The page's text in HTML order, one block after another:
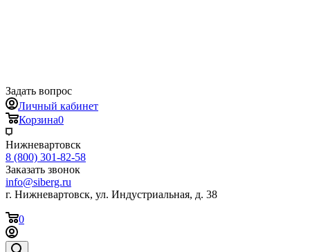
Задать вопрос
Личный кабинет
Корзина0
Нижневартовск
8 (800) 301-82-58
Заказать звонок
info@siberg.ru
г. Нижневартовск, ул. Индустриальная, д. 38
0